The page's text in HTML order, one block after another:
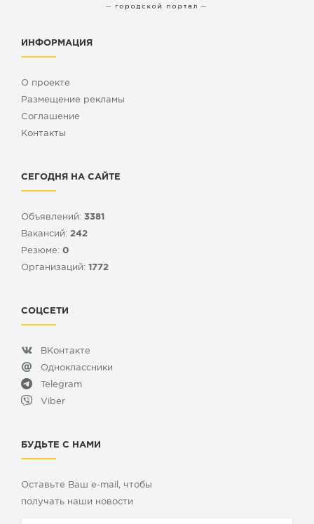
ИНФОРМАЦИЯ
О проекте
Размещение рекламы
Cоглашение
Контакты
СЕГОДНЯ НА САЙТЕ
Объявлений: 3381
Вакансий: 242
Резюме: 0
Организаций: 1772
СОЦСЕТИ
ВКонтакте
Одноклассники
Telegram
Viber
БУДЬТЕ С НАМИ
Оставьте Ваш e-mail, чтобы
получать наши новости